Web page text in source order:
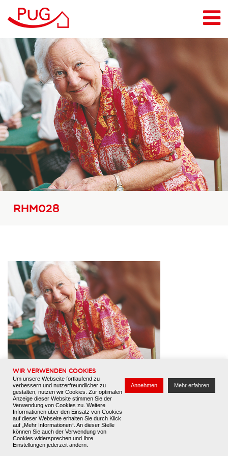
Leistungen
Pflegeberatung
Pflegeberatung Kids
Pflegedienst
Alltags- & Haushaltshelden
Standorte
Wissen & Downloads
Jobs
Attraktiver Arbeitgeber
Datenschutz
Impressum
RHM028
Wir verwenden Cookies
Um unsere Webseite fortlaufend zu
verbessern und nutzerfreundlicher zu
gestalten, nutzen wir Cookies. Zur optimalen
Anzeige dieser Website stimmen Sie der
Verwendung von Cookies zu. Weitere
Informationen über den Einsatz von Cookies
auf dieser Webseite erhalten Sie durch Klick
auf „Mehr Informationen“. An dieser Stelle
können Sie auch der Verwendung von
Cookies widersprechen und Ihre
Einstellungen jederzeit ändern.
Annehmen Mehr erfahren